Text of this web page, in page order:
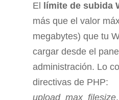
El límite de subida
más que el valor
megabytes) que tu
cargar desde el
administración. Lo
directivas de PHP:
upload_max_filesize,